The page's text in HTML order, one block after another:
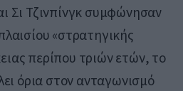
Σι Τζινπίνγκ συμφώνησαν
«στρατηγικής
περίπου τριών ετών, το
όρια στον ανταγωνισμό